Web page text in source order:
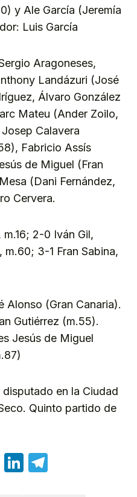
y Ale García (Jeremía
Luis García
Aragoneses,
Landázuri (José
Álvaro González
Mateu (Ander Zoilo,
Calavera
Fabricio Assís
de Miguel (Fran
(Dani Fernández,
Cervera.
m.16; 2-0 Iván Gil,
3-1 Fran Sabina,
Alonso (Gran Canaria).
Gutiérrez (m.55).
Jesús de Miguel
disputado en la Ciudad
Quinto partido de
CopyLinkedIn